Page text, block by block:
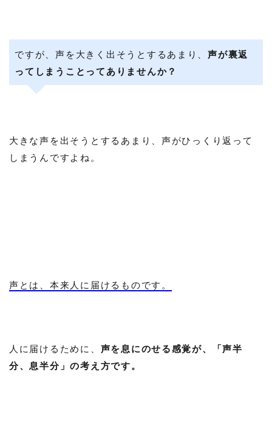
ですが、声を大きく出そうとするあまり、声が裏返
ってしまうことってありませんか？
大きな声を出そうとするあまり、声がひっくり返って
しまうんですよね。
声とは、本来人に届けるものです。
人に届けるために、 声を息にのせる感覚が、「声半
分、息半分」の考え方です。